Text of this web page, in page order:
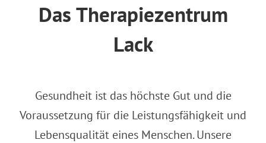
Das Therapiezentrum
Lack
Gesundheit ist das höchste Gut und die
Voraussetzung für die Leistungsfähigkeit und
Lebensqualität eines Menschen. Unsere